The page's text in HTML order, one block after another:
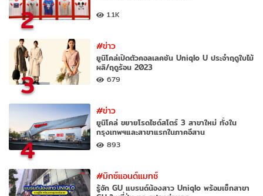
2 1.1K
3
#ข่าว
ยูนิโคล่เปิดตัวคอลเลคชัน Uniqlo U ประจำฤดูใบไม้
ผลิ/ฤดูร้อน 2023
679
4
#ข่าว
ยูนิโคล่ ขยายโรดไซด์สโตร์ 3 สาขาใหม่ ทั้งใน
กรุงเทพฯและสาขาแรกในภาคอีสาน
893
#มิกซ์แอนด์แมทช์
รู้จัก GU แบรนด์น้องสาว Uniqlo พร้อมเช็กสาขา